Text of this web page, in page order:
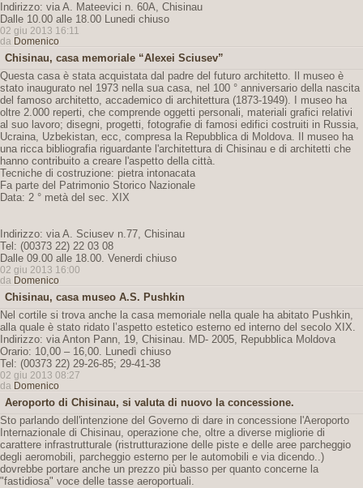
Indirizzo: via A. Mateevici n. 60A, Chisinau
Dalle 10.00 alle 18.00 Lunedi chiuso
02 giu 2013 16:11
da Domenico
Chisinau, casa memoriale “Alexei Sciusev”
Questa casa è stata acquistata dal padre del futuro architetto. Il museo è
stato inaugurato nel 1973 nella sua casa, nel 100 ° anniversario della nascita
del famoso architetto, accademico di architettura (1873-1949). I museo ha
oltre 2.000 reperti, che comprende oggetti personali, materiali grafici relativi
al suo lavoro; disegni, progetti, fotografie di famosi edifici costruiti in Russia,
Ucraina, Uzbekistan, ecc, compresa la Repubblica di Moldova. Il museo ha
una ricca bibliografia riguardante l'architettura di Chisinau e di architetti che
hanno contribuito a creare l'aspetto della città.
Tecniche di costruzione: pietra intonacata
Fa parte del Patrimonio Storico Nazionale
Data: 2 ° metà del sec. XIX
Indirizzo: via A. Sciusev n.77, Chisinau
Tel: (00373 22) 22 03 08
Dalle 09.00 alle 18.00. Venerdi chiuso
02 giu 2013 16:00
da Domenico
Chisinau, casa museo A.S. Pushkin
Nel cortile si trova anche la casa memoriale nella quale ha abitato Pushkin,
alla quale è stato ridato l’aspetto estetico esterno ed interno del secolo XIX.
Indirizzo: via Anton Pann, 19, Chisinau. MD- 2005, Repubblica Moldova
Orario: 10,00 – 16,00. Lunedì chiuso
Tel: (00373 22) 29-26-85; 29-41-38
02 giu 2013 08:27
da Domenico
Aeroporto di Chisinau, si valuta di nuovo la concessione.
Sto parlando dell'intenzione del Governo di dare in concessione l'Aeroporto
Internazionale di Chisinau, operazione che, oltre a diverse migliorie di
carattere infrastrutturale (ristrutturazione delle piste e delle aree parcheggio
degli aeromobili, parcheggio esterno per le automobili e via dicendo..)
dovrebbe portare anche un prezzo più basso per quanto concerne la
"fastidiosa" voce delle tasse aeroportuali.